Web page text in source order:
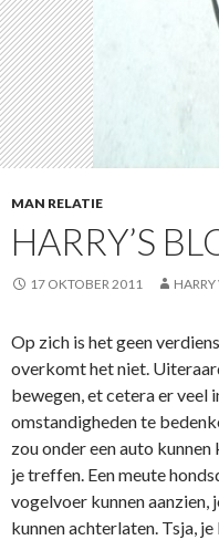
MAN RELATIE
HARRY’S
17 OKTOBER 2011
Op zich is het geen
overkomt het niet.
bewegen, et cetera er veel
omstandigheden te
zou onder een auto
je treffen. Een meute
vogelvoer kunnen
kunnen achterlaten. Tsja,